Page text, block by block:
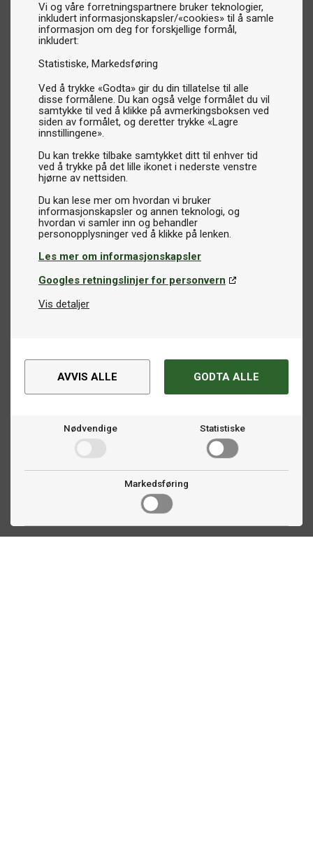
Vi og våre forretningspartnere bruker teknologier,
inkludert informasjonskapsler/«cookies» til å samle
informasjon om deg for forskjellige formål,
inkludert:
Statistiske Markedsføring
Ved å trykke «Godta» gir du din tillatelse til alle
disse formålene. Du kan også velge formålet du vil
samtykke til ved å klikke på avmerkingsboksen ved
siden av formålet, og deretter trykke «Lagre
innstillingene».
Du kan trekke tilbake samtykket ditt til enhver tid
ved å trykke på det lille ikonet i nederste venstre
hjørne av nettsiden.
Du kan lese mer om hvordan vi bruker
informasjonskapsler og annen teknologi, og
hvordan vi samler inn og behandler
Les mer om informasjonskapsler
Googles retningslinjer for personvern
Vis detaljer
AVVIS ALLE GODTA ALLE
Nødvendige Statistiske
Markedsføring